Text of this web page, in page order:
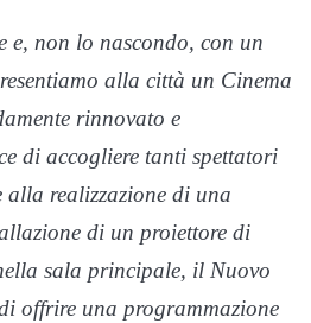
e, non lo nascondo, con un
alla città un Cinema
rinnovato e
di accogliere tanti spettatori
realizzazione di una
di un proiettore di
sala principale, il Nuovo
offrire una programmazione